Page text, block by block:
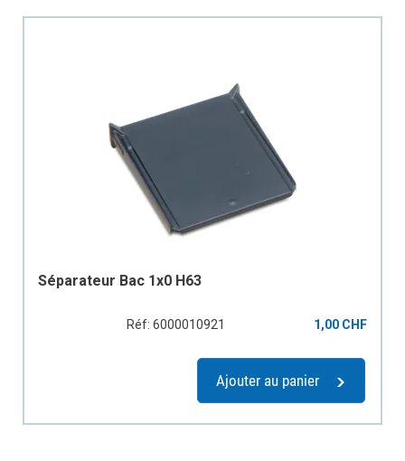
Séparateur Bac 1x0 H63
Réf: 6000010921 1,00 CHF
Ajouter au panier